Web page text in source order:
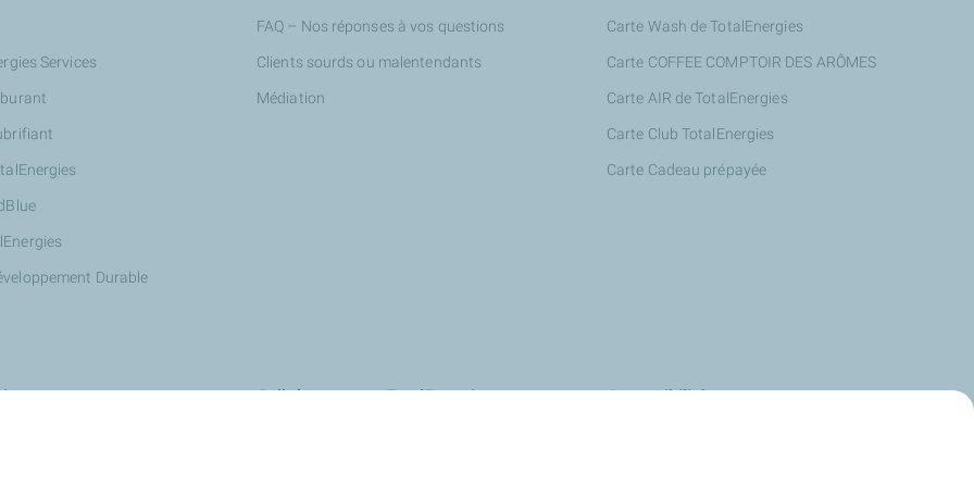
Services
Durable
FAQ – Nos réponses à vos questions
Clients sourds ou malentendants
Médiation
Carte Wash de TotalEnergies
Carte COFFEE COMPTOIR DES ARÔMES
Carte AIR de TotalEnergies
Carte Club TotalEnergies
Carte Cadeau prépayée
Collaborer avec TotalEnergies Accessibilité